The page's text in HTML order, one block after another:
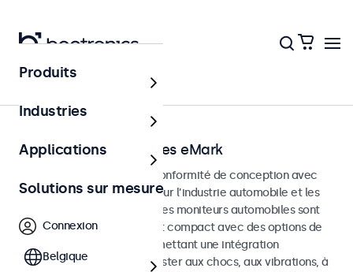
Accueil
Moniteurs automobiles eMark
Moniteurs développés en conformité de conception avec
les normes eMark et SAE pour l’industrie automobile et les
applications embarquées. Les moniteurs automobiles sont
dotés d’un boîtier durable et compact avec des options de
montage polyvalentes permettant une intégration
simplifiée. Conçus pour résister aux chocs, aux vibrations, à
Produits
Industries
Applications
Solutions sur mesure
Connexion
Belgique